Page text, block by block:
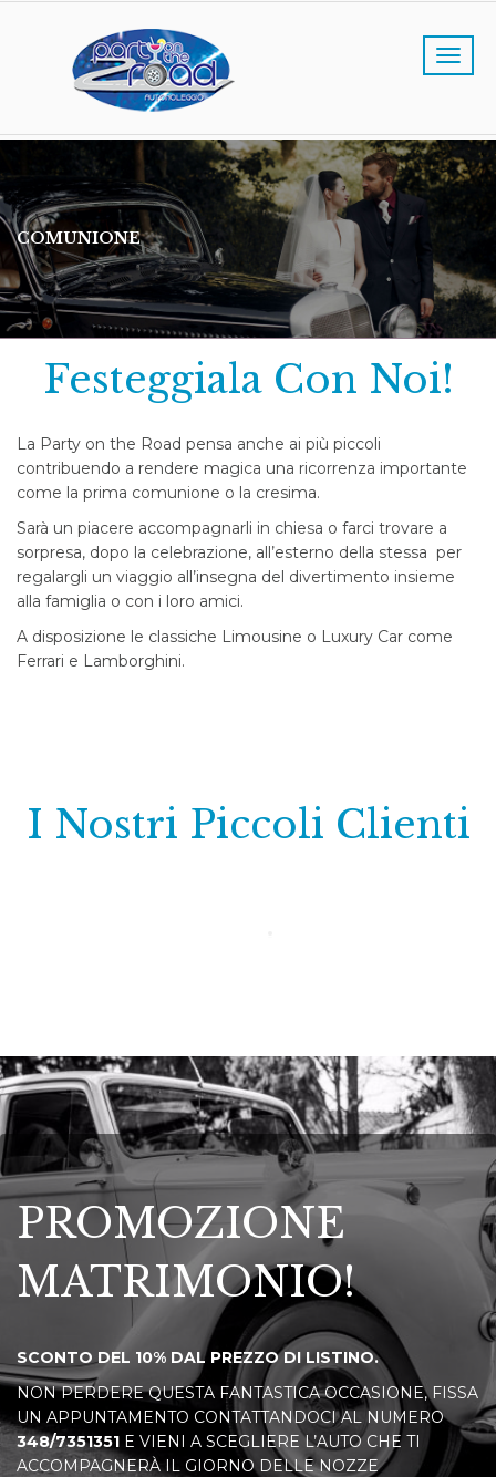
COMUNIONE
Festeggiala Con Noi!
La Party on the Road pensa anche ai più piccoli
contribuendo a rendere magica una ricorrenza importante
come la prima comunione o la cresima.
Sarà un piacere accompagnarli in chiesa o farci trovare a
sorpresa, dopo la celebrazione, all’esterno della stessa per
regalargli un viaggio all’insegna del divertimento insieme
alla famiglia o con i loro amici.
A disposizione le classiche Limousine o Luxury Car come
Ferrari e Lamborghini.
I Nostri Piccoli Clienti
PROMOZIONE
MATRIMONIO!
SCONTO DEL 10% DAL PREZZO DI LISTINO.
NON PERDERE QUESTA FANTASTICA OCCASIONE, FISSA
UN APPUNTAMENTO CONTATTANDOCI AL NUMERO
348/7351351 E VIENI A SCEGLIERE L’AUTO CHE TI
ACCOMPAGNERÀ IL GIORNO DELLE NOZZE